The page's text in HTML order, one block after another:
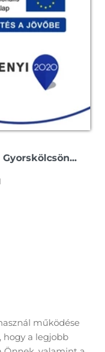
működése
hogy a legjobb